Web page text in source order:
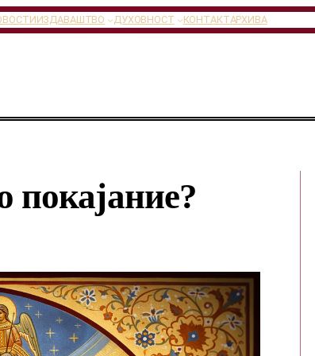
ИЗДАВАШТВО ДУХОВНОСТ КОНТАКТАРХИВА
покајание?